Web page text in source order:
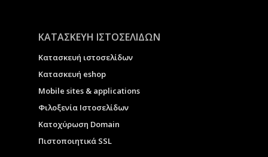
ΚΑΤΑΣΚΕΥΗ ΙΣΤΟΣΕΛΙΔΩΝ
Κατασκευή ιστοσελίδων
Κατασκευή eshop
Μobile sites & applications
Φιλοξενία Ιστοσελίδων
Κατοχύρωση Domain
Πιστοποιητικά SSL